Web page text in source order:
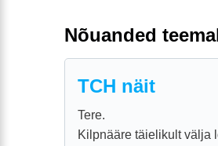
Nõuanded
TCH näit
Tere.
Kilpnääre täielikult välja